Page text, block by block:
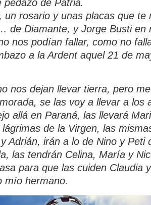
pedazo de Patria.
un rosario y unas placas que te
de Diamante, y Jorge Busti en
nos podían fallar, como no
a la Ardent aquel 21 de
nos dejan llevar tierra, pero
se las voy a llevar a
allá en Paraná, las llevará
de la Virgen, las
Adrián, irán a lo de Nino y Peti
las tendrán Celina, María y
para que las cuiden Claudia
mío hermano.